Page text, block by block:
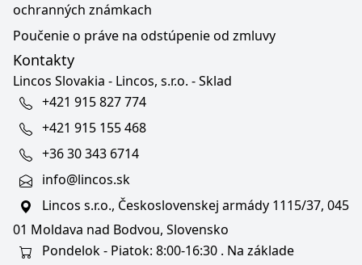
ochranných známkach
Poučenie o práve na odstúpenie od zmluvy
Kontakty
Lincos Slovakia - Lincos, s.r.o. - Sklad
+421 915 827 774
+421 915 155 468
+36 30 343 6714
info@lincos.sk
Lincos s.r.o., Československej armády 1115/37, 045
01 Moldava nad Bodvou, Slovensko
Pondelok - Piatok: 8:00-16:30 . Na základe